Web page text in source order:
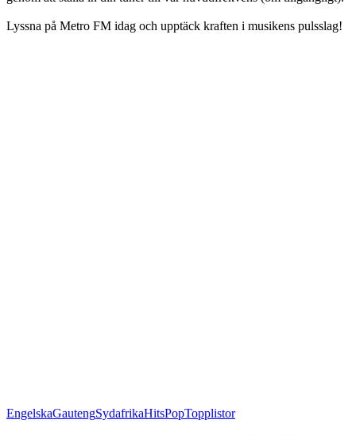
Lyssna på Metro FM idag och upptäck kraften i musikens pulsslag!
EngelskaGautengSydafrikaHitsPopTopplistor